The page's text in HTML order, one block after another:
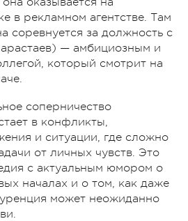
в рекламном агентстве. Там
соревнуется за должность с
— амбициозным и
который смотрит на
соперничество
в конфликты,
и ситуации, где сложно
от личных чувств. Это
с актуальным юмором о
началах и о том, как даже
может неожиданно